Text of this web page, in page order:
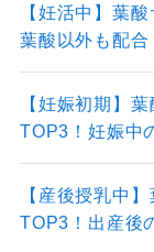
【妊活中】葉
葉酸以外も配合
【妊娠初期】
TOP3！妊娠中
【産後授乳中
TOP3！出産後